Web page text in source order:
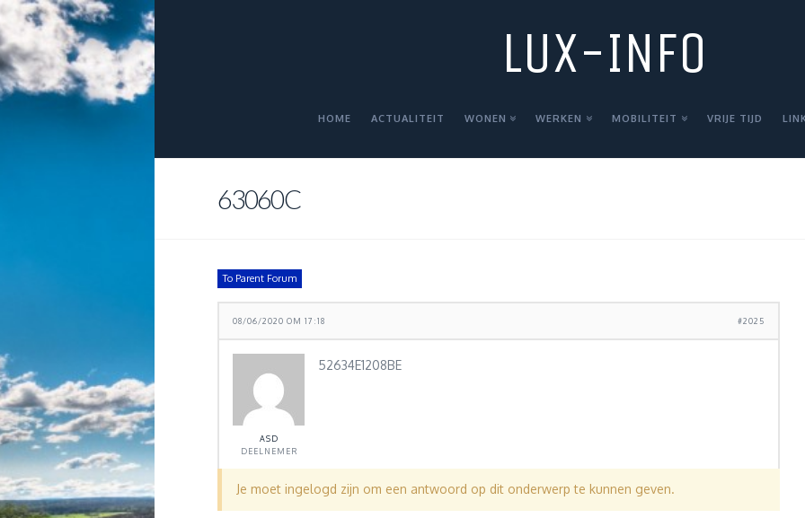
LUX-INFO
HOME ACTUALITEIT WONEN WERKEN MOBILITEIT VRIJE TIJD
63060C
To Parent Forum
08/06/2020 OM 17:18 #2025
ASD
DEELNEMER
52634E1208BE
Je moet ingelogd zijn om een antwoord op dit onderwerp te kunnen geven.